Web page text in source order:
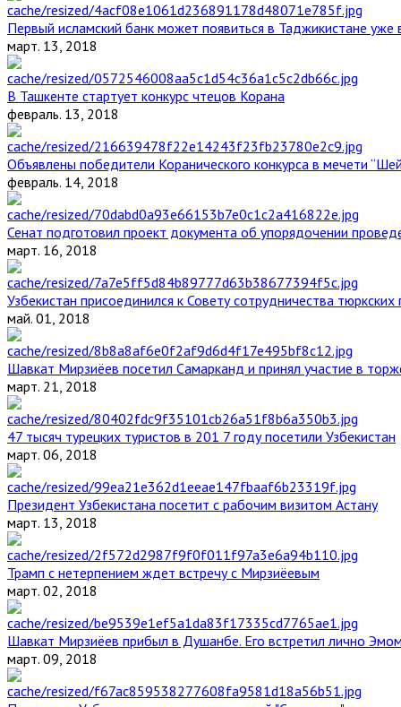
Первый исламский банк может появиться в Таджикистане уже
март. 13, 2018
В Ташкенте стартует конкурс чтецов Корана
февраль. 13, 2018
Объявлены победители Коранического конкурса в мечети
февраль. 14, 2018
Сенат подготовил проект документа об упорядочении
март. 16, 2018
Узбекистан присоединился к Совету сотрудничества тюркских
май. 01, 2018
Шавкат Мирзиёев посетил Самарканд и принял участие в
март. 21, 2018
47 тысяч турецких туристов в 201 7 году посетили Узбекистан
март. 06, 2018
Президент Узбекистана посетит с рабочим визитом Астану
март. 13, 2018
Трамп с нетерпением ждет встречу с Мирзиёевым
март. 02, 2018
Шавкат Мирзиёев прибыл в Душанбе. Его встретил лично
март. 09, 2018